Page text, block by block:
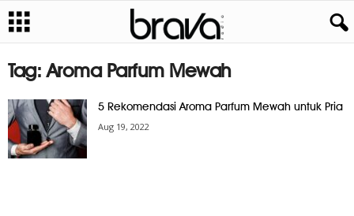
Tag: Aroma Parfum Mewah
5 Rekomendasi Aroma Parfum Mewah untuk Pria
Aug 19, 2022